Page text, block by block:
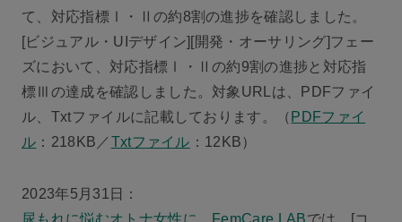
て、対応指標Ⅰ・Ⅱの約8割の進捗を確認しました。
[ビジュアル・UIデザイン][開発・オーサリング]フェー
ズにおいて、対応指標Ⅰ・Ⅱの約9割の進捗と対応指
標Ⅲの達成を確認しました。対象URLは、PDFファイ
ル、Txtファイルに記載しております。（ PDFファイ
ル ：218KB／Txtファイル ：12KB）
2023年5月31日：
尿もれに悩むオトナ女性に。FemCare LABでは、[コ